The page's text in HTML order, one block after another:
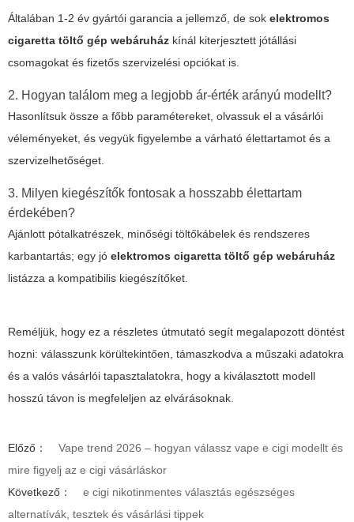
Általában 1-2 év gyártói garancia a jellemző, de sok elektromos
cigaretta töltő gép webáruház kínál kiterjesztett jótállási
csomagokat és fizetős szervizelési opciókat is.
2. Hogyan találom meg a legjobb ár-érték arányú modellt?
Hasonlítsuk össze a főbb paramétereket, olvassuk el a vásárlói
véleményeket, és vegyük figyelembe a várható élettartamot és a
szervizelhetőséget.
3. Milyen kiegészítők fontosak a hosszabb élettartam
érdekében?
Ajánlott pótalkatrészek, minőségi töltőkábelek és rendszeres
karbantartás; egy jó elektromos cigaretta töltő gép webáruház
listázza a kompatibilis kiegészítőket.
Reméljük, hogy ez a részletes útmutató segít megalapozott döntést
hozni: válasszunk körültekintően, támaszkodva a műszaki adatokra
és a valós vásárlói tapasztalatokra, hogy a kiválasztott modell
hosszú távon is megfeleljen az elvárásoknak.
Előző：
Vape trend 2026 – hogyan válassz vape e cigi modellt és
mire figyelj az e cigi vásárláskor
Következő：
e cigi nikotinmentes választás egészséges
alternatívák, tesztek és vásárlási tippek